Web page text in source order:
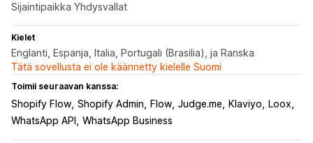
Sijaintipaikka Yhdysvallat
Kielet
Englanti, Espanja, Italia, Portugali (Brasilia), ja Ranska
Tätä sovellusta ei ole käännetty kielelle Suomi
Toimii seuraavan kanssa:
Shopify Flow Shopify Admin Flow Judge.me Klaviyo
Loox
WhatsApp API
WhatsApp Business